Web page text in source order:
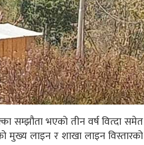
सम्झौता भएको तीन वर्ष वित्दा
मुख्य लाइन र शाखा लाइन